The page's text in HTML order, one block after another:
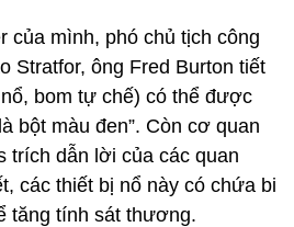
của mình, phó chủ tịch công
Stratfor, ông Fred Burton tiết
nổ, bom tự chế) có thể được
bột màu đen”. Còn cơ quan
trích dẫn lời của các quan
các thiết bị nổ này có chứa bi
tăng tính sát thương.